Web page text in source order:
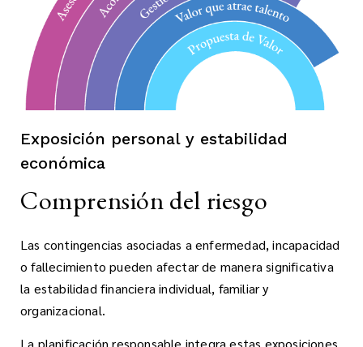
Exposición personal y estabilidad
económica
Comprensión del riesgo
Las contingencias asociadas a enfermedad, incapacidad
o fallecimiento pueden afectar de manera significativa
la estabilidad financiera individual, familiar y
organizacional.